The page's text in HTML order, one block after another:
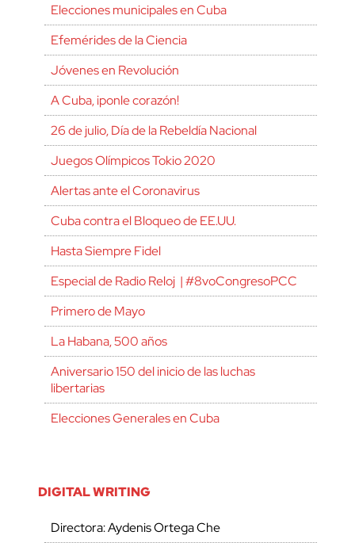
Elecciones municipales en Cuba
Efemérides de la Ciencia
Jóvenes en Revolución
A Cuba, ¡ponle corazón!
26 de julio, Día de la Rebeldía Nacional
Juegos Olímpicos Tokio 2020
Alertas ante el Coronavirus
Cuba contra el Bloqueo de EE.UU.
Hasta Siempre Fidel
Especial de Radio Reloj | #8voCongresoPCC
Primero de Mayo
La Habana, 500 años
Aniversario 150 del inicio de las luchas
libertarias
Elecciones Generales en Cuba
DIGITAL WRITING
Directora: Aydenis Ortega Che